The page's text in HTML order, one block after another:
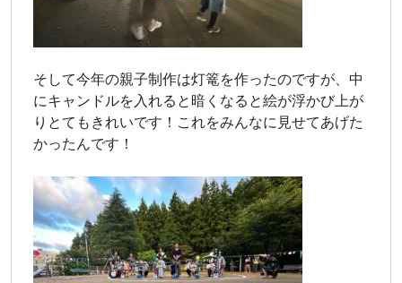
そして今年の親子制作は灯篭を作ったのですが、中
にキャンドルを入れると暗くなると絵が浮かび上が
りとてもきれいです！これをみんなに見せてあげた
かったんです！